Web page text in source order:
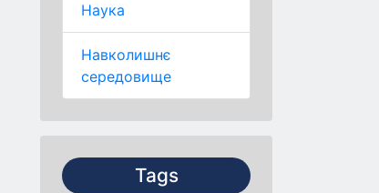
Наука
Навколишнє
середовище
Tags